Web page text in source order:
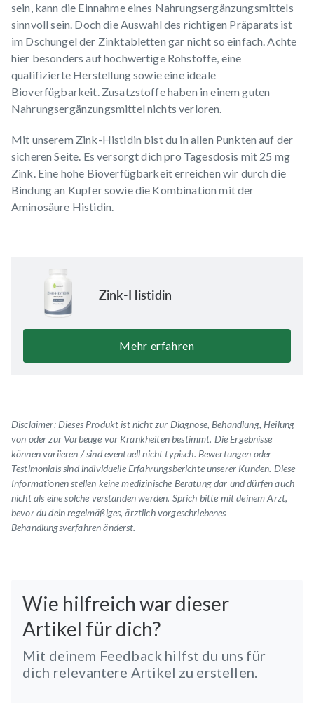
sein, kann die Einnahme eines Nahrungsergänzungsmittels
sinnvoll sein. Doch die Auswahl des richtigen Präparats ist
im Dschungel der Zinktabletten gar nicht so einfach. Achte
hier besonders auf hochwertige Rohstoffe, eine
qualifizierte Herstellung sowie eine ideale
Bioverfügbarkeit. Zusatzstoffe haben in einem guten
Nahrungsergänzungsmittel nichts verloren.
Mit unserem Zink-Histidin bist du in allen Punkten auf der
sicheren Seite. Es versorgt dich pro Tagesdosis mit 25 mg
Zink. Eine hohe Bioverfügbarkeit erreichen wir durch die
Bindung an Kupfer sowie die Kombination mit der
Aminosäure Histidin.
Zink-Histidin
Mehr erfahren
Disclaimer: Dieses Produkt ist nicht zur Diagnose, Behandlung, Heilung
von oder zur Vorbeuge vor Krankheiten bestimmt. Die Ergebnisse
können variieren / sind eventuell nicht typisch. Bewertungen oder
Testimonialssind individuelle Erfahrungsberichte unserer Kunden. Diese
Informationen stellen keine medizinische Beratung dar und dürfen auch
nicht als eine solche verstanden werden. Sprich bitte mit deinem Arzt,
bevor du dein regelmäßiges, ärztlich vorgeschriebenes
Behandlungsverfahren änderst.
Wie hilfreich war dieser
Artikel für dich?
Mit deinem Feedback hilfst du uns für
dich relevantere Artikel zu erstellen.